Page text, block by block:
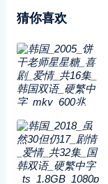
猜你喜欢